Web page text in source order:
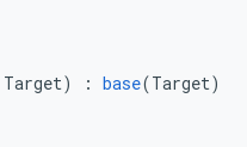
Target) : base(Target)